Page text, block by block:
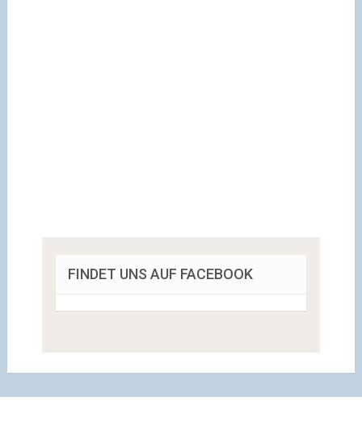
FINDET UNS AUF FACEBOOK